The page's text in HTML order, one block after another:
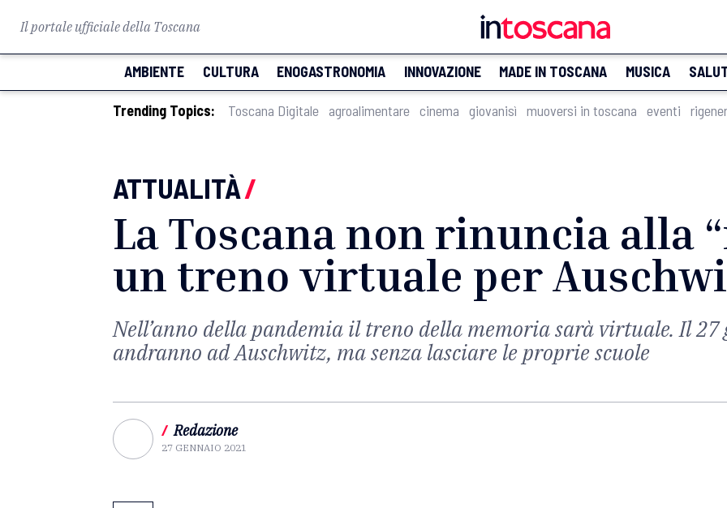
Il portale ufficiale della Toscana
AMBIENTE CULTURA ENOGASTRONOMIA INNOVAZIONE MADE IN TOSCANA MUSICA
Trending Topics: Toscana Digitale agroalimentare cinema giovanisì muoversi in toscana eventi
ATTUALITÀ/
La Toscana non rinuncia alla
un treno virtuale per
Nell’anno della pandemia il treno della memoria sarà virtuale. Il
andranno ad Auschwitz, ma senza lasciare le proprie scuole
/ Redazione
27 GENNAIO 2021